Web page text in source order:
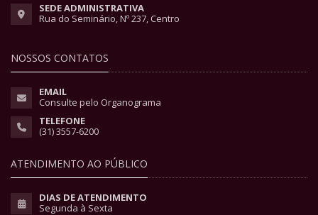
SEDE ADMINISTRATIVA
Rua do Seminário, Nº 237, Centro
NOSSOS CONTATOS
EMAIL
Consulte pelo Organograma
TELEFONE
(31) 3557-6200
ATENDIMENTO AO PÚBLICO
DIAS DE ATENDIMENTO
Segunda à Sexta